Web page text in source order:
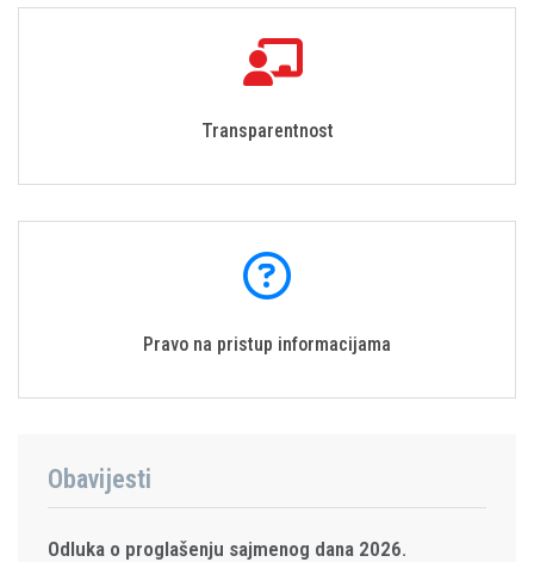
Transparentnost
Pravo na pristup informacijama
Obavijesti
Odluka o proglašenju sajmenog dana 2026.